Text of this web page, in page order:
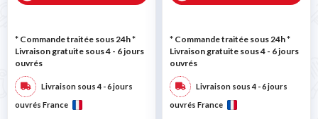
* Commande traitée sous 24h*
Livraison gratuite sous 4 - 6 jours
ouvrés
Livraison sous 4 - 6 jours
ouvrés France
* Commande traitée sous 24h*
Livraison gratuite sous 4 - 6 jours
ouvrés
Livraison sous 4 - 6 jours
ouvrés France